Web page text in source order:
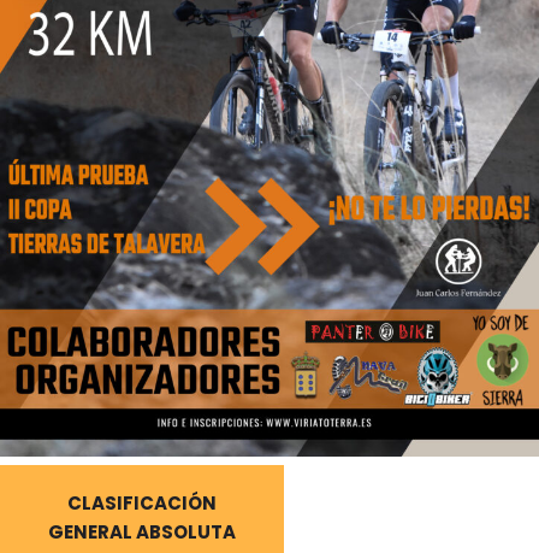
CLASIFICACIÓN
GENERAL ABSOLUTA